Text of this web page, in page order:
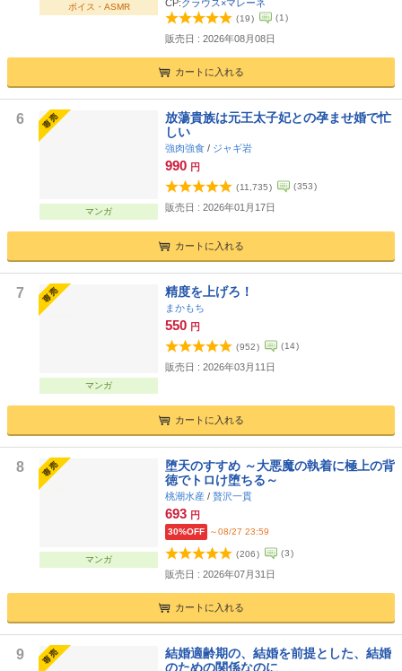
ボイス・ASMR CP:クラウス×マレーネ
(19) (1 )
販売日 : 2026年08月08日
カートに入れる
6
マンガ
放蕩貴族は元王太子妃との孕ませ婚で忙
しい
強肉強食 / ジャギ岩
990 円
(11,735) (353)
販売日 : 2026年01月17日
カートに入れる
7
マンガ
精度を上げろ！
まかもち
550 円
(952) (14)
販売日 : 2026年03月11日
カートに入れる
8
マンガ
堕天のすすめ ～大悪魔の執着に極上の背
徳でトロけ堕ちる～
桃潮水産 / 贅沢一貫
693 円
30%OFF ～08/27 23:59
(206) (3)
販売日 : 2026年07月31日
カートに入れる
9
結婚適齢期の、結婚を前提とした、結婚
のための関係なのに